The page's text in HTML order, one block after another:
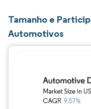
Tamanho e
Automotivos